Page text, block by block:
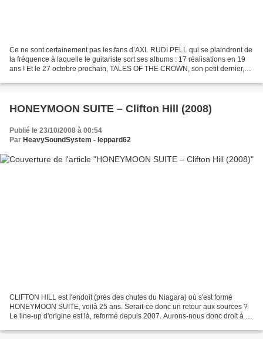
Ce ne sont certainement pas les fans d’AXL RUDI PELL qui se plaindront de
la fréquence à laquelle le guitariste sort ses albums : 17 réalisations en 19
ans ! Et le 27 octobre prochain, TALES OF THE CROWN, son petit dernier,
HONEYMOON SUITE – Clifton Hill (2008)
Publié le 23/10/2008 à 00:54
Par HeavySoundSystem - leppard62
CLIFTON HILL est l'endoit (près des chutes du Niagara) où s'est formé
HONEYMOON SUITE, voilà 25 ans. Serait-ce donc un retour aux sources ?
Le line-up d'origine est là, reformé depuis 2007. Aurons-nous donc droit à ce